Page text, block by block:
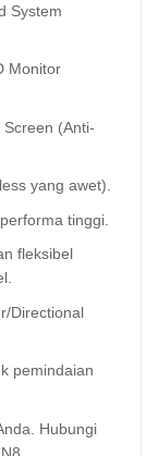
System
Monitor
(Anti-
yang awet).
tinggi.
fleksibel
Directional
pemindaian
Hubungi